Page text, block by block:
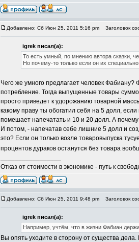
Добавлено: Сб Июн 25, 2011 5:16 pm Заголовок
igrek писал(а):
То есть умный, по мнению автора сказки,
Но почему-то только если он их
Чего же умного предлагает человек Фабиану?
потребление. Тогда выпущенные товары
просто приведет к удорожанию товарной
какому праву ты обогатил себя на 5 долл,
помешает напечатать и 10 и 20 долл. А
И потом, - напечатав себе лишние 5 долл и
это? Если он только возле товаровыпуска
процентов дураков останутся без товара
Отказ от стоимости в экономике - путь к
Добавлено: Сб Июн 25, 2011 9:48 pm Заголовок
igrek писал(а):
Например, учтём, что в жизни Фабиан
Вы опять уходите в сторону от существа